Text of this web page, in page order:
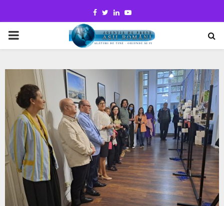
Facebook
TwitterLinkedinYoutube
PRIMARY